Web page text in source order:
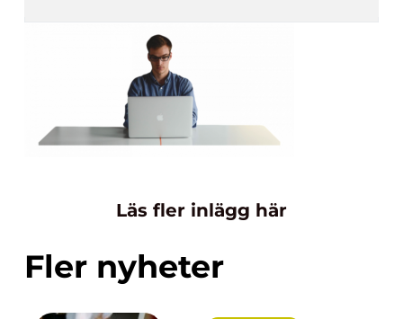
Läs fler inlägg här
Fler nyheter